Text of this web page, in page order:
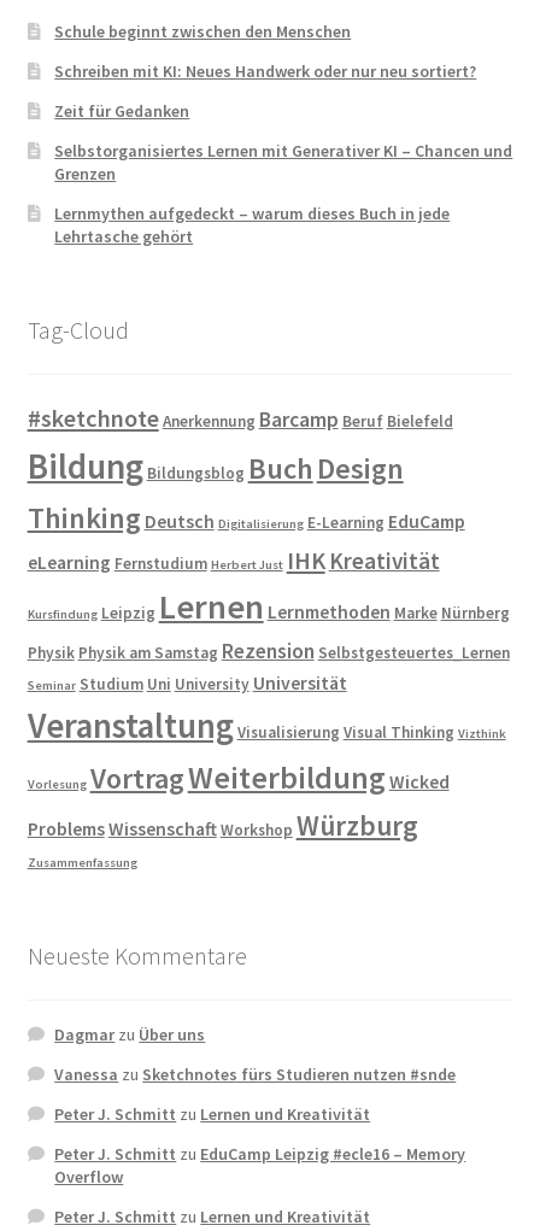
Schule beginnt zwischen den Menschen
Schreiben mit KI: Neues Handwerk oder nur neu sortiert?
Zeit für Gedanken
Selbstorganisiertes Lernen mit Generativer KI – Chancen und
Grenzen
Lernmythen aufgedeckt – warum dieses Buch in jede
Lehrtasche gehört
Tag-Cloud
#sketchnoteAnerkennung Barcamp Beruf Bielefeld
Bildung Bildungsblog Buch Design
Thinking Deutsch Digitalisierung E-Learning EduCamp
eLearning Fernstudium Herbert Just IHK Kreativität
Kursfindung Leipzig Lernen Lernmethoden Marke Nürnberg
Physik Physik am Samstag Rezension Selbstgesteuertes_Lernen
Seminar Studium Uni University Universität
VeranstaltungVisualisierung Visual Thinking Vizthink
Vorlesung VortragWeiterbildung Wicked
ProblemsWissenschaftWorkshop Würzburg
Zusammenfassung
Neueste Kommentare
Dagmarzu Über uns
Vanessa zu Sketchnotes fürs Studieren nutzen #snde
Peter J. Schmitt zu Lernen und Kreativität
Peter J. Schmitt zu EduCamp Leipzig #ecle16 – Memory
Overflow
Peter J. Schmitt zu Lernen und Kreativität